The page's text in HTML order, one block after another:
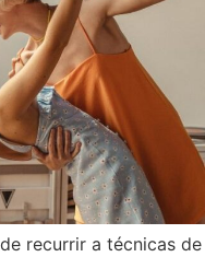
recurrir a técnicas de